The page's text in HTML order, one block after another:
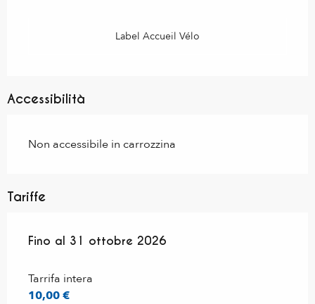
Label Accueil Vélo
Accessibilità
Non accessibile in carrozzina
Tariffe
Dal1 novembre 2024al31 ottobre 2026
Fino al 31 ottobre 2026
Tarrifa intera
10,00 €